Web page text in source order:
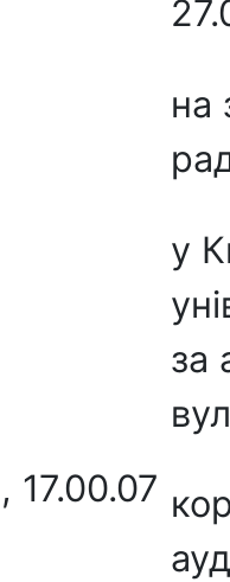
17.00.07
на
у
за